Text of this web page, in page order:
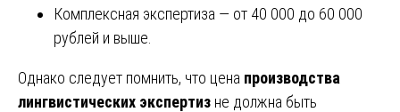
Комплексная экспертиза — от 40 000 до 60 000
рублей и выше.
Однако следует помнить, что цена производства
лингвистических экспертиз не должна быть